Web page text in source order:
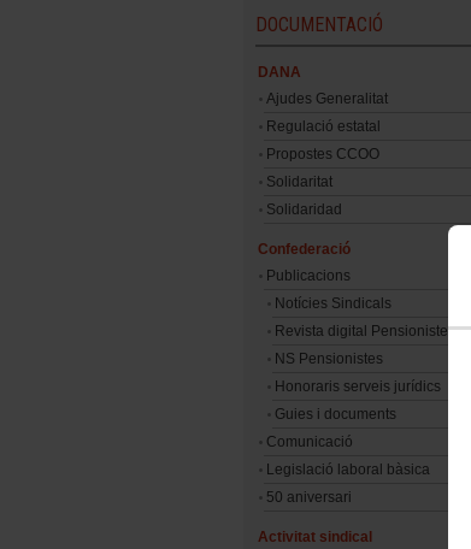
DOCUMENTACIÓ
DANA
Ajudes Generalitat
Regulació estatal
Propostes CCOO
Solidaritat
Solidaridad
Confederació
Publicacions
Notícies Sindicals
Revista digital Pensionistes
NS Pensionistes
Honoraris serveis jurídics
Guies i documents
Comunicació
Legislació laboral bàsica
50 aniversari
Activitat sindical